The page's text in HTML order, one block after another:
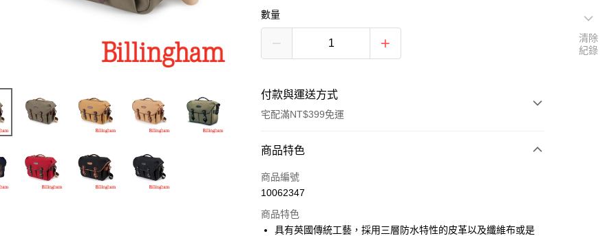
數量
付款與運送方式
宅配滿NT$399免運
付款方式
信用卡一次付款
3 期 0 利率 每期 NT$4,500 21家銀行
商品特色
商品編號
10062347
商品特色
具有英國傳統工藝，採用三層防水特性的皮革以及纖維布或是
清除
紀錄